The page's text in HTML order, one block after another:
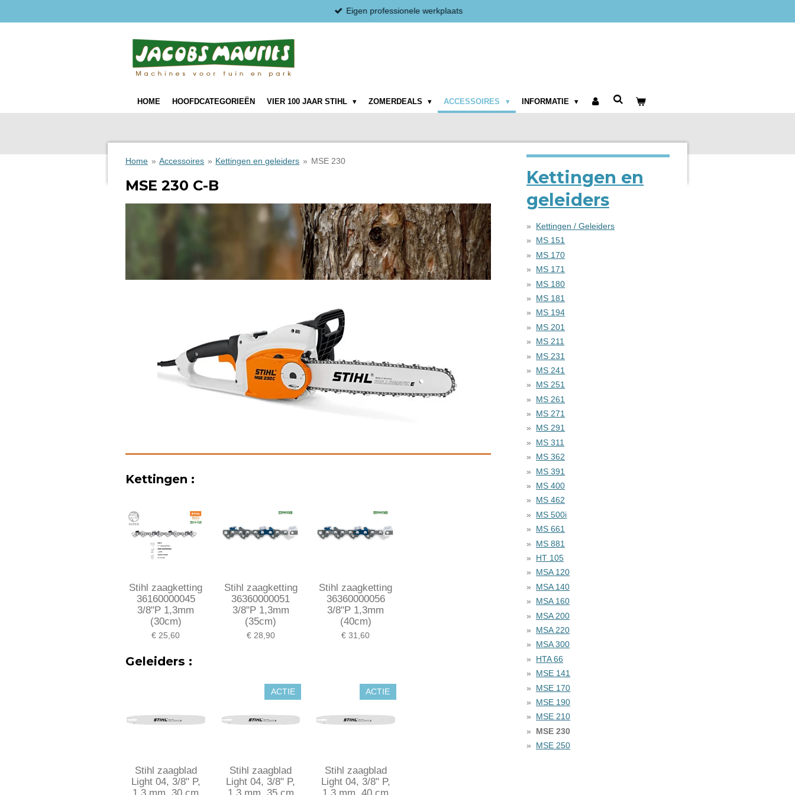
direct
Eigen professionele werkplaats
HOME HOOFDCATEGORIEËN VIER 100 JAAR STIHL ZOMERDEALS ACCESSOIRES INFORMATIE
Home » Accessoires » Kettingen en geleiders » MSE 230
MSE 230 C-B
Kettingen :
Stihl zaagketting
36160000045
3/8"P 1,3mm
(30cm)
€ 25,60
Stihl zaagketting
36360000051
3/8"P 1,3mm
(35cm)
€ 28,90
Stihl zaagketting
36360000056
3/8"P 1,3mm
(40cm)
€ 31,60
Geleiders :
Stihl zaagblad
Light 04, 3/8" P,
ACTIE
Stihl zaagblad
Light 04, 3/8" P,
ACTIE
Stihl zaagblad
Light 04, 3/8" P,
Kettingen en
geleiders
Kettingen / Geleiders
MS 151
MS 170
MS 171
MS 180
MS 181
MS 194
MS 201
MS 211
MS 231
MS 241
MS 251
MS 261
MS 271
MS 291
MS 311
MS 362
MS 391
MS 400
MS 462
MS 500i
MS 661
MS 881
HT 105
MSA 120
MSA 140
MSA 160
MSA 200
MSA 220
MSA 300
HTA 66
MSE 141
MSE 170
MSE 190
MSE 210
MSE 230
MSE 250